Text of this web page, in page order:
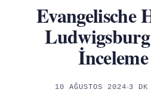
Evangelische
Ludwigsburg
10 AĞUSTOS 2024 3 DK